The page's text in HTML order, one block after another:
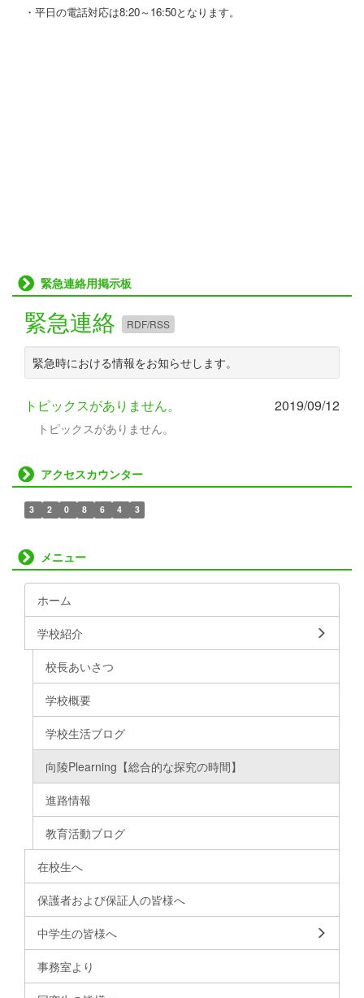
・平日の電話対応は8:20～16:50となります。
緊急連絡用掲示板
緊急連絡 RDF/RSS
緊急時における情報をお知らせします。
トピックスがありません。 2019/09/12
トピックスがありません。
アクセスカウンター
3 2 0 8 6 4 3
メニュー
ホーム
学校紹介
校長あいさつ
学校概要
学校生活ブログ
向陵Plearning【総合的な探究の時間】
進路情報
教育活動ブログ
在校生へ
保護者および保証人の皆様へ
中学生の皆様へ
事務室より